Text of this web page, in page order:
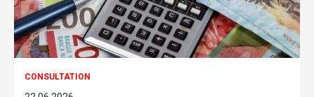
CONSULTATION